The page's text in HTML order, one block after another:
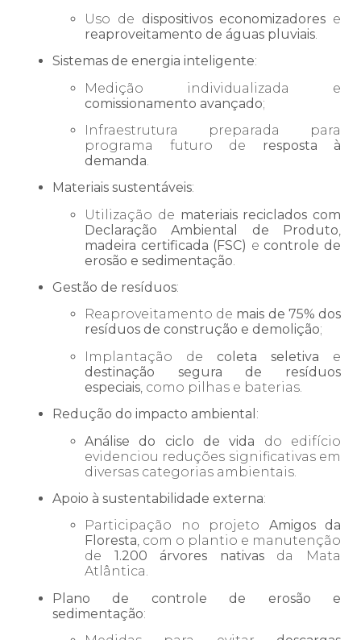
Uso de dispositivos economizadores e
reaproveitamento de águas pluviais
Sistemas de energia inteligente:
Medição individualizada e
comissionamento avançado;
Infraestrutura preparada para
programa futuro de resposta à
demanda.
Materiais sustentáveis:
Utilização de materiais reciclados com
Declaração Ambiental de Produto
madeira certificada (FSC) econtrole de
erosão e sedimentação
Gestão de resíduos:
Reaproveitamento de mais de 75% dos
resíduos de construção e demolição;
Implantação de coleta seletiva e
destinação segura de resíduos
especiais, como pilhas e baterias.
Redução do impacto ambiental :
Análise do ciclo de vida do edifício
evidenciou reduções significativas em
diversas categorias ambientais.
Apoio à sustentabilidade externa:
Participação no projeto Amigos da
Floresta, com o plantio e manutenção
de 1.200 árvores nativasda Mata
Atlântica.
Plano de controle de erosão e
sedimentação: